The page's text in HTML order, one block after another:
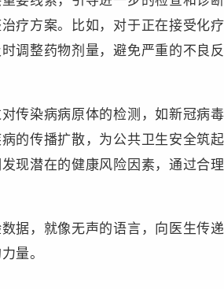
疗方案。比如，对于正在接受化
调整药物剂量，避免严重的不良
染病病原体的检测，如新冠病
的传播扩散，为公共卫生安全筑
现潜在的健康风险因素，通过合
，就像无声的语言，向医生传
量。